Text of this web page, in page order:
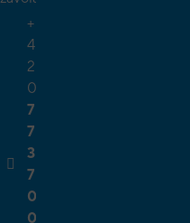
+
4
2
0
7
7
3
7
0
0